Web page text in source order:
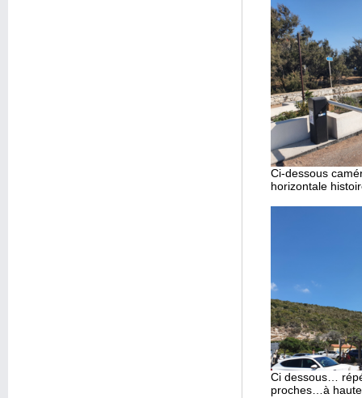
Ci-dessous
horizontale
Ci dessous…
proches…à